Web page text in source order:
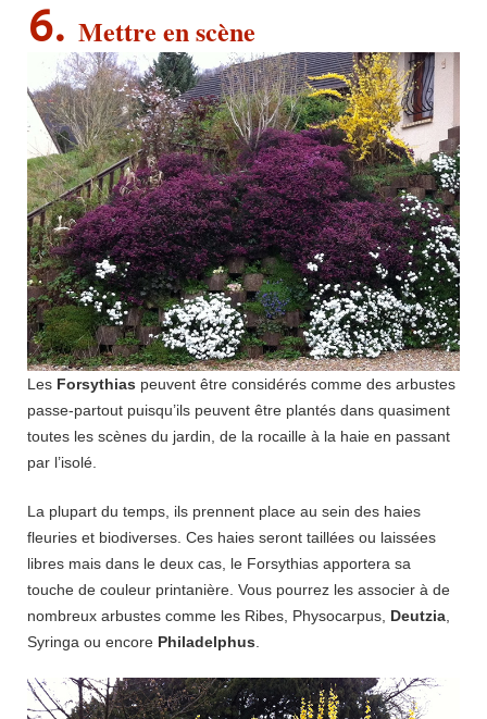
6. Mettre en scène
Les Forsythias peuvent être considérés comme des arbustes
passe-partout puisqu’ils peuvent être plantés dans quasiment
toutes les scènes du jardin, de la rocaille à la haie en passant
par l’isolé.
La plupart du temps, ils prennent place au sein des haies
fleuries et biodiverses. Ces haies seront taillées ou laissées
libres mais dans le deux cas, le Forsythias apportera sa
touche de couleur printanière. Vous pourrez les associer à de
nombreux arbustes comme les Ribes, Physocarpus, Deutzia,
Syringa ou encore Philadelphus.